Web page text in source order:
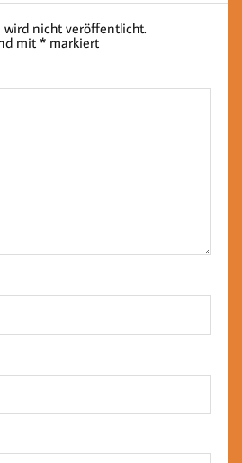
nicht veröffentlicht.
mit* markiert